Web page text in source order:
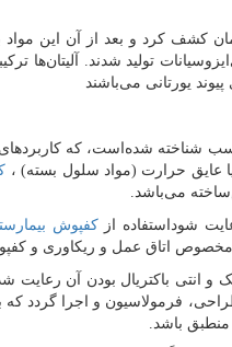
را اولین بار اوتو بایر در سال ۱۹۳۷ در آلمان
تولید شدند. آلیتان‌ها
یورتانی می‌باشند
شناخته شده‌است، که
عایق حرارت (مواد سلول بسته) ،
می‌باشد.
شوداستفاده ازکفپوش
مخصوص اتاق عمل و ریکاوری و
و انتی باکتریال بودن آن رعایت
فرمولاسیون و اجرا گردد
باشد.